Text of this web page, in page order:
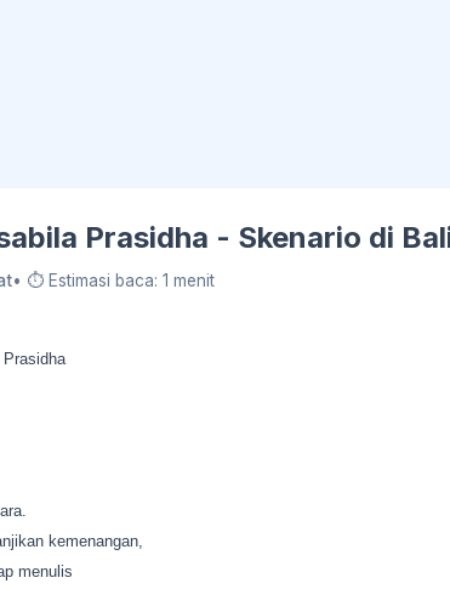
Prasidha - Skenario di
• ⏱ Estimasi baca: 1 menit
kemenangan,
menulis